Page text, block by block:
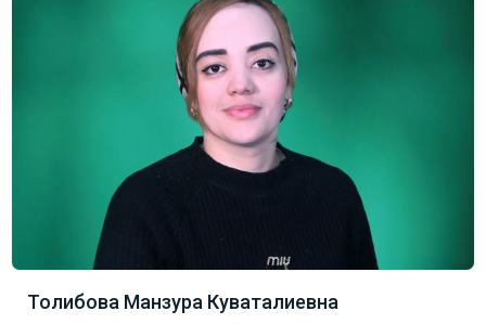
Толибова Манзура Куваталиевна